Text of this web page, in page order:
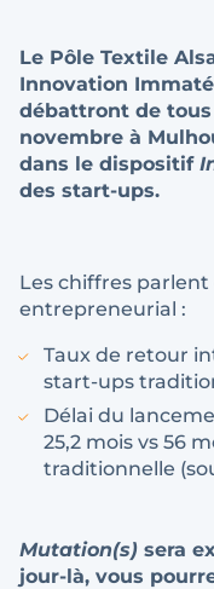
Le Pôle Textile
Innovation
débattront de tous
novembre à
dans le dispositif
des start-ups.
Les chiffres parlent
entrepreneurial :
Taux de retour
start-ups
Délai du
25,2 mois vs 56
traditionnelle
Mutation(s) sera
jour-là, vous